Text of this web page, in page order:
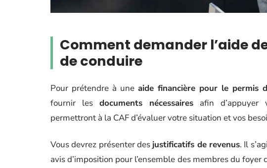
Comment demander l’aide
de conduire
Pour prétendre à une aide financière pour le permis
fournir les documents nécessaires afin d’appuyer
permettront à la CAF d’évaluer votre situation et vos
Vous devrez présenter des justificatifs de revenus. Il
avis d’imposition pour l’ensemble des membres du